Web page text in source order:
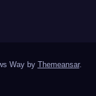
Way by Themeansar.